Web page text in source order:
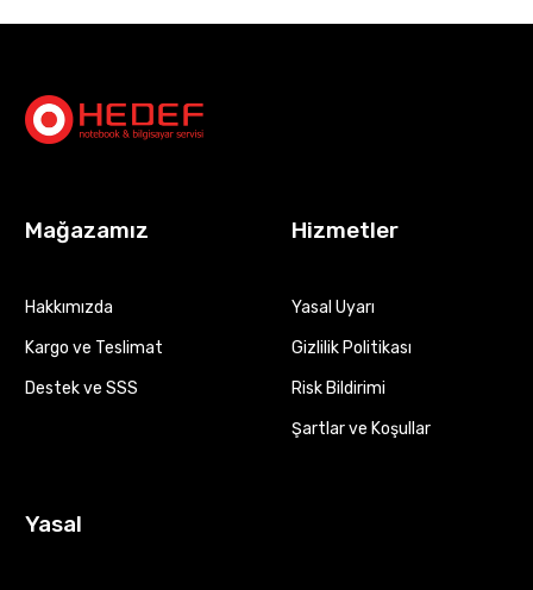
Mağazamız
Hakkımızda
Kargo ve Teslimat
Destek ve SSS
Hizmetler
Yasal Uyarı
Gizlilik Politikası
Risk Bildirimi
Şartlar ve Koşullar
Yasal